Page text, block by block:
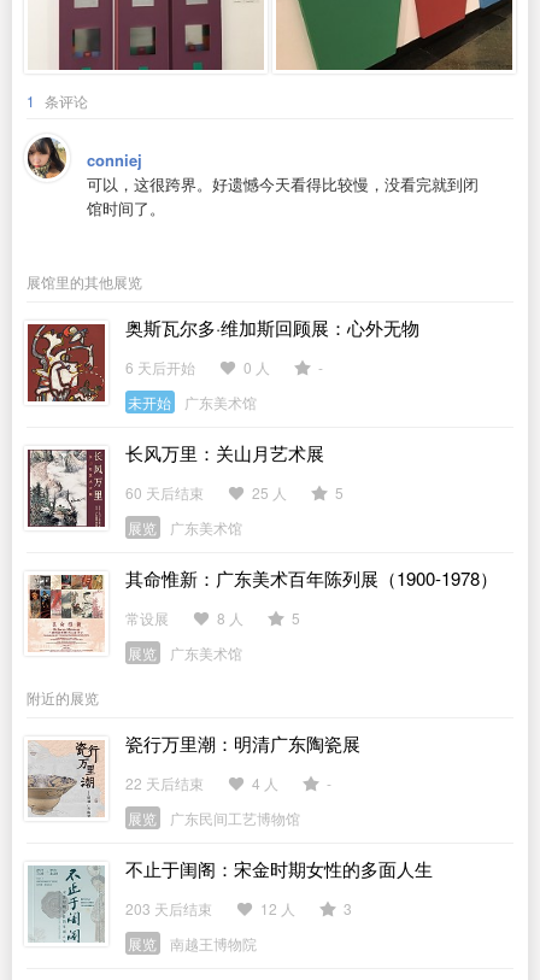
1 条评论
conniej
可以，这很跨界。好遗憾今天看得比较慢，没看完就到闭
馆时间了。
展馆里的其他展览
奥斯瓦尔多·维加斯回顾展：心外无物
6 天后开始 0 人
-
未开始
广东美术馆
长风万里：关山月艺术展
60 天后结束 25 人
5
展览
广东美术馆
其命惟新：广东美术百年陈列展（1900-1978）
常设展 8 人
5
展览
广东美术馆
附近的展览
瓷行万里潮：明清广东陶瓷展
22 天后结束 4 人
-
展览
广东民间工艺博物馆
不止于闺阁：宋金时期女性的多面人生
203 天后结束 12 人
3
展览
南越王博物院